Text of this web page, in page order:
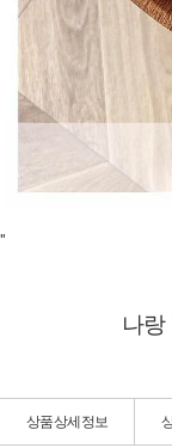
"
나랑
상품상세정보